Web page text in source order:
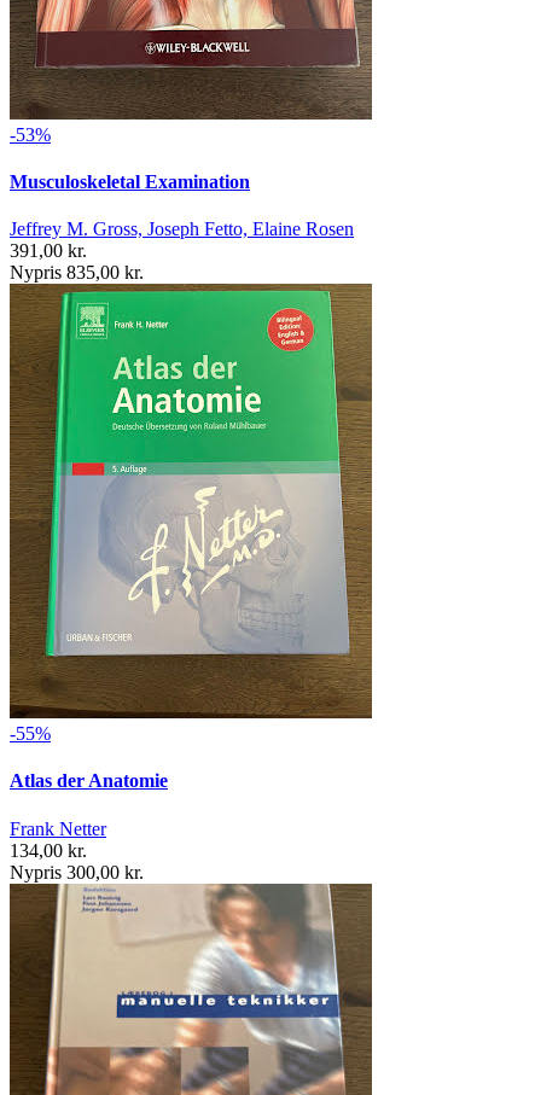
-53%
Musculoskeletal Examination
Jeffrey M. Gross, Joseph Fetto, Elaine Rosen
391,00 kr.
Nypris 835,00 kr.
-55%
Atlas der Anatomie
Frank Netter
134,00 kr.
Nypris 300,00 kr.